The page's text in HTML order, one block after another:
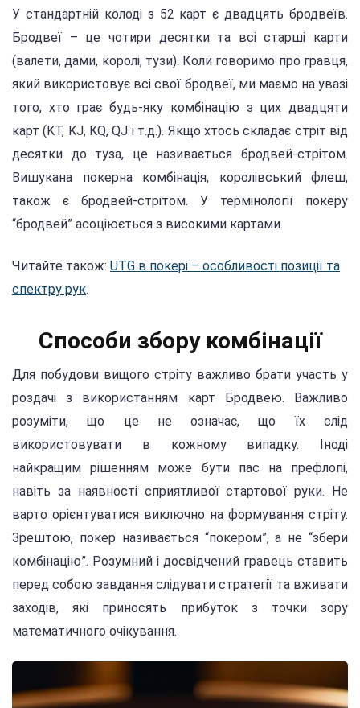
У стандартній колоді з 52 карт є двадцять бродвеїв.
Бродвеї – це чотири десятки та всі старші карти
(валети, дами, королі, тузи). Коли говоримо про гравця,
який використовує всі свої бродвеї, ми маємо на увазі
того, хто грає будь-яку комбінацію з цих двадцяти
карт (KT, KJ, KQ, QJ і т.д.). Якщо хтось складає стріт від
десятки до туза, це називається бродвей-стрітом.
Вишукана покерна комбінація, королівський флеш,
також є бродвей-стрітом. У термінології покеру
“бродвей” асоціюється з високими картами.
Читайте також: UTG в покері – особливості позиції та
спектру рук.
Способи збору комбінації
Для побудови вищого стріту важливо брати участь у
роздачі з використанням карт Бродвею. Важливо
розуміти, що це не означає, що їх слід
використовувати в кожному випадку. Іноді
найкращим рішенням може бути пас на префлопі,
навіть за наявності сприятливої стартової руки. Не
варто орієнтуватися виключно на формування стріту.
Зрештою, покер називається “покером”, а не “збери
комбінацію”. Розумний і досвідчений гравець ставить
перед собою завдання слідувати стратегії та вживати
заходів, які приносять прибуток з точки зору
математичного очікування.